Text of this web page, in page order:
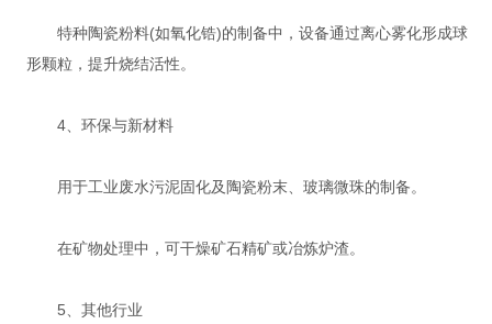
特种陶瓷粉料(如氧化锆)的制备中，设备通过离心雾化形成球
形颗粒，提升烧结活性‌。
‌4、环保与新材料‌
用于工业废水污泥固化及陶瓷粉末、玻璃微珠的制备‌。
在矿物处理中，可干燥矿石精矿或冶炼炉渣‌。
‌5、其他行业‌